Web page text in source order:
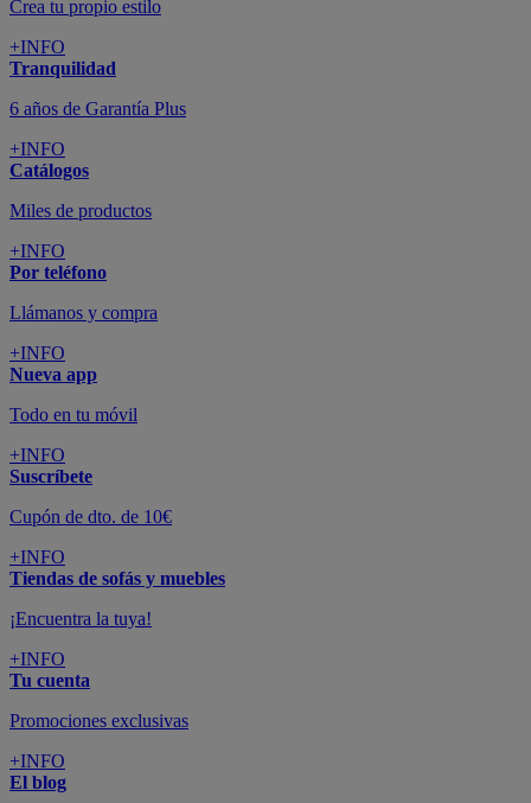
Crea tu propio estilo
+INFO
Tranquilidad
6 años de Garantía Plus
+INFO
Catálogos
Miles de productos
+INFO
Por teléfono
Llámanos y compra
+INFO
Nueva app
Todo en tu móvil
+INFO
Suscríbete
Cupón de dto. de 10€
+INFO
Tiendas de sofás y muebles
¡Encuentra la tuya!
+INFO
Tu cuenta
Promociones exclusivas
+INFO
El blog